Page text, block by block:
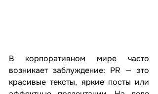
В корпоративном мире часто
возникает заблуждение: PR — это
красивые тексты, яркие посты или